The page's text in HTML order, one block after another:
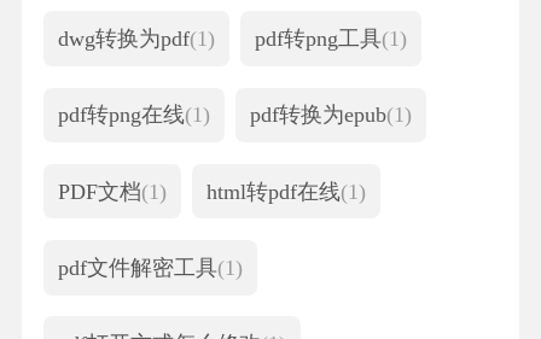
dwg转换为pdf(1) pdf转png工具(1)
pdf转png在线(1) pdf转换为epub(1)
PDF文档(1) html转pdf在线(1)
pdf文件解密工具(1)